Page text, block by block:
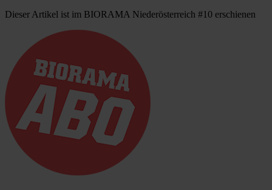
Dieser Artikel ist im BIORAMA Niederösterreich #10 erschienen